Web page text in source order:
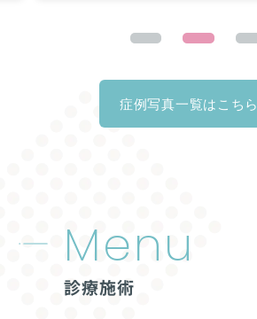
症例写真一覧はこちら
Menu
診療施術